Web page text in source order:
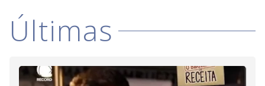
i
d
Últimas